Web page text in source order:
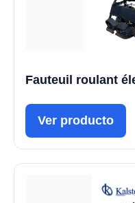
Fauteuil roulant
Ver producto